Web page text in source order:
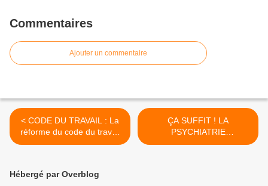
Commentaires
Ajouter un commentaire
< CODE DU TRAVAIL : La
réforme du code du travail
sera menée par un ancien
ÇA SUFFIT ! LA
PSYCHIATRIE
GUADELOUPEENNE EST
Hébergé par Overblog